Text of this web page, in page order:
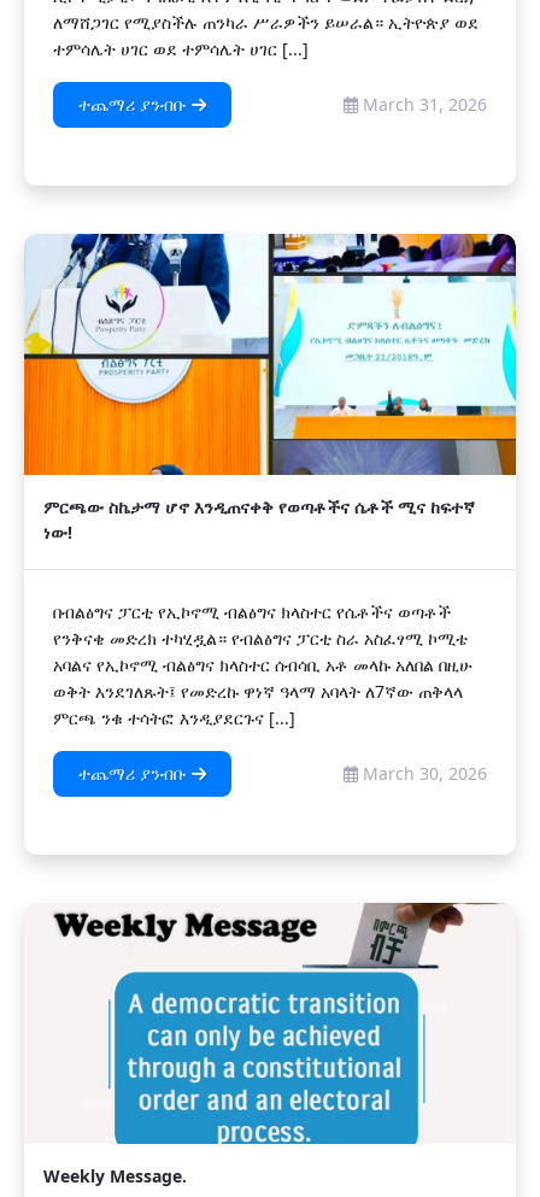
ለማሸጋገር የሚያስችሉ ጠንካራ ሥራዎችን ይሠራል። ኢትዮጵያ ወደ
ተምሳሌት ሀገር ወደ ተምሳሌት ሀገር [...]
ተጨማሪ ያንብቡ March 31, 2026
ምርጫው ስኬታማ ሆኖ እንዲጠናቀቅ የወጣቶችና ሴቶች ሚና ከፍተኛ
ነው!
በብልፅግና ፓርቲ የኢኮኖሚ ብልፅግና ክላስተር የሴቶችና ወጣቶች
የንቅናቄ መድረክ ተካሂዷል። የብልፅግና ፓርቲ ስራ አስፈፃሚ ኮሚቴ
አባልና የኢኮኖሚ ብልፅግና ክላስተር ሰብሳቢ አቶ መላኩ አለበል በዚሁ
ወቅት እንደገለጹት፤ የመድረኩ ዋነኛ ዓላማ አባላት ለ7ኛው ጠቅላላ
ምርጫ ንቁ ተሳትፎ እንዲያደርጉና [...]
ተጨማሪ ያንብቡ March 30, 2026
Weekly Message.